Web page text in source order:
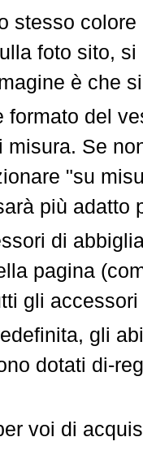
stesso
foto sito,
è che
formato del
misura. Se
"su
più adatto
di
pagina
gli
gli
dotati di-
voi di